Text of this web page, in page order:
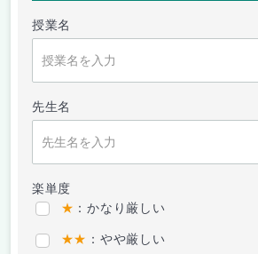
授業名
先生名
楽単度
★ ：かなり厳しい
★★ ：やや厳しい